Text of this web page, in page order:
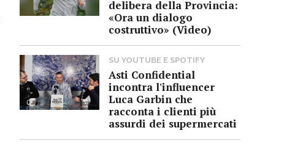
delibera della Provincia:
«Ora un dialogo
costruttivo» (Video)
SU YOUTUBE E SPOTIFY
Asti Confidential
incontra l'influencer
Luca Garbin che
racconta i clienti più
assurdi dei supermercati